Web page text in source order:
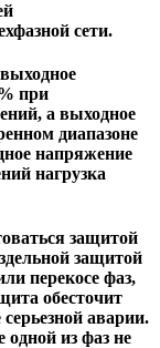
сети.
при
а выходное
диапазоне
напряжение
нагрузка
защитой
защитой
перекосе фаз,
обесточит
аварии.
из фаз не